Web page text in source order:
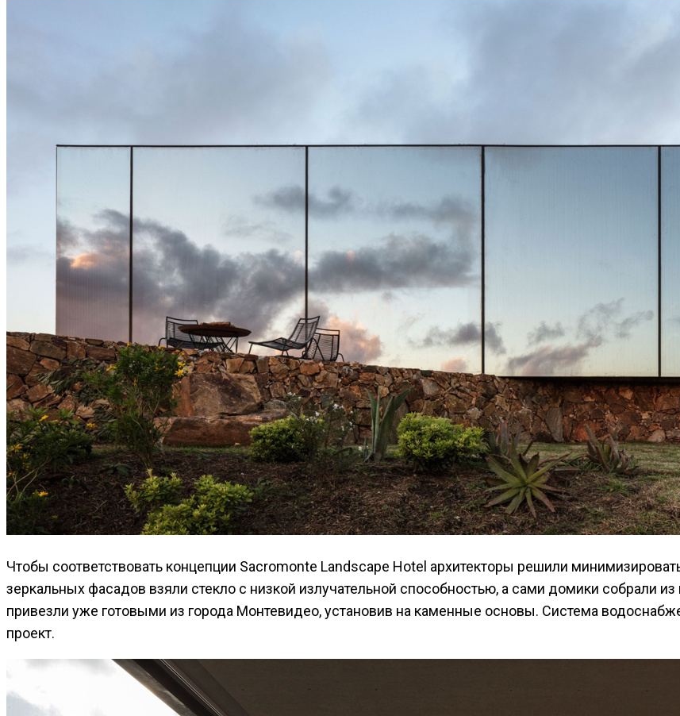
Чтобы соответствовать концепции Sacromonte Landscape Hotel архитекторы решили
зеркальных фасадов взяли стекло с низкой излучательной способностью, а сами домики собрали
привезли уже готовыми из города Монтевидео, установив на каменные основы. Система
проект.